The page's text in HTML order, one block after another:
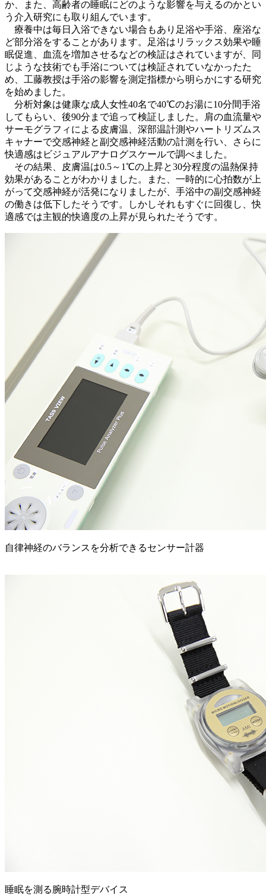
か、また、高齢者の睡眠にどのような影響を与えるのかとい
う介入研究にも取り組んでいます。
療養中は毎日入浴できない場合もあり足浴や手浴、座浴な
ど部分浴をすることがあります。足浴はリラックス効果や睡
眠促進、血流を増加させるなどの検証はされていますが、同
じような技術でも手浴については検証されていなかったた
め、工藤教授は手浴の影響を測定指標から明らかにする研究
を始めました。
分析対象は健康な成人女性40名で40℃のお湯に10分間手浴
してもらい、後90分まで追って検証しました。肩の血流量や
サーモグラフィによる皮膚温、深部温計測やハートリズムス
キャナーで交感神経と副交感神経活動の計測を行い、さらに
快適感はビジュアルアナログスケールで調べました。
その結果、皮膚温は0.5～1℃の上昇と30分程度の温熱保持
効果があることがわかりました。また、一時的に心拍数が上
がって交感神経が活発になりましたが、手浴中の副交感神経
の働きは低下したそうです。しかしそれもすぐに回復し、快
適感では主観的快適度の上昇が見られたそうです。
自律神経のバランスを分析できるセンサー計器
睡眠を測る腕時計型デバイス